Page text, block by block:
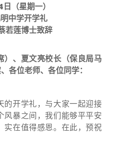
日（星期一）
中学开学礼
若莲博士致辞
）、夏文亮校长（保良局马
各位老师、各位同学：
开学礼，与大家一起迎接
暴之间，我们能够平平安
实在值得感恩。在此，预祝